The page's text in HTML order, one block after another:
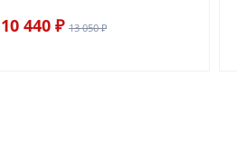
10 440 ₽ 13 050 ₽